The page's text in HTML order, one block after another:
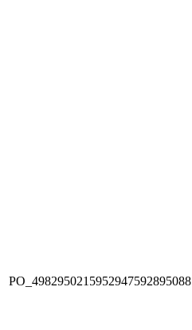
PO_4982950215952947592895088